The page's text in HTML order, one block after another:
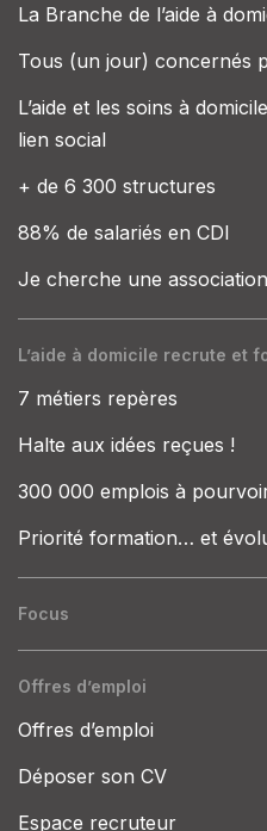
La Branche de l’aide à
Tous (un jour) concernés
L’aide et les soins à
lien social
+ de 6 300 structures
88% de salariés en CDI
Je cherche une
L’aide à domicile recrute et
7 métiers repères
Halte aux idées reçues !
300 000 emplois à
Priorité formation… et
Focus
Offres d’emploi
Offres d’emploi
Déposer son CV
Espace recruteur